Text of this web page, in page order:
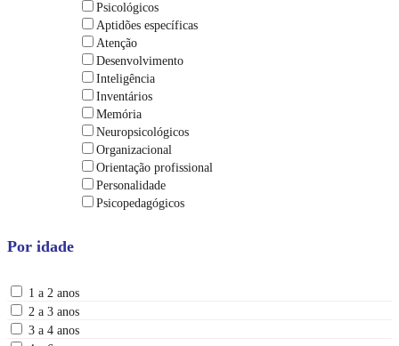
Psicológicos
Aptidões específicas
Atenção
Desenvolvimento
Inteligência
Inventários
Memória
Neuropsicológicos
Organizacional
Orientação profissional
Personalidade
Psicopedagógicos
Por idade
1 a 2 anos
2 a 3 anos
3 a 4 anos